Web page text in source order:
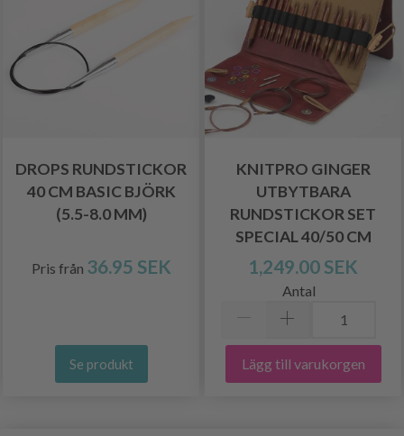
DROPS RUNDSTICKOR
40 CM BASIC BJÖRK
(5.5-8.0 MM)
Pris från 36.95 SEK
Se produkt
KNITPRO GINGER
UTBYTBARA
RUNDSTICKOR SET
SPECIAL 40/50 CM
1,249.00 SEK
Antal
Lägg till varukorgen